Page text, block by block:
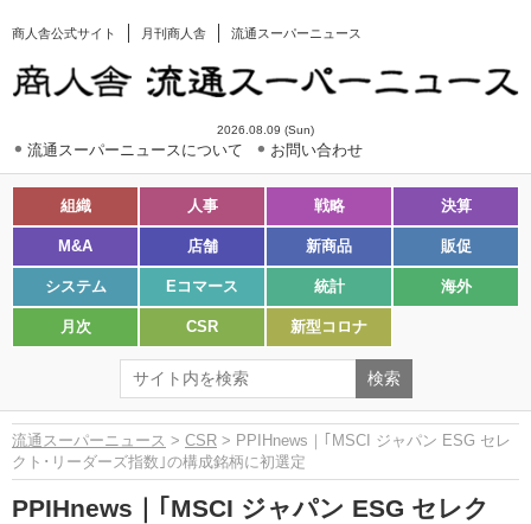
商人舎公式サイト 月刊商人舎 流通スーパーニュース
2026.08.09 (Sun)
流通スーパーニュースについて お問い合わせ
組織 人事 戦略 決算
M&A 店舗 新商品 販促
システム Eコマース 統計 海外
月次 CSR 新型コロナ
流通スーパーニュース > CSR > PPIHnews｜｢MSCI ジャパン ESG セレ
クト･リーダーズ指数｣の構成銘柄に初選定
PPIHnews｜｢MSCI ジャパン ESG セレク